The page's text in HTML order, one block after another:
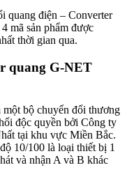
quang điện – Converter
mã sản phẩm được
thời gian qua.
quang G-NET
một bộ chuyển đổi thương
độc quyền bởi Công ty
tại khu vực Miền Bắc.
10/100 là loại thiết bị 1
và nhận A và B khác